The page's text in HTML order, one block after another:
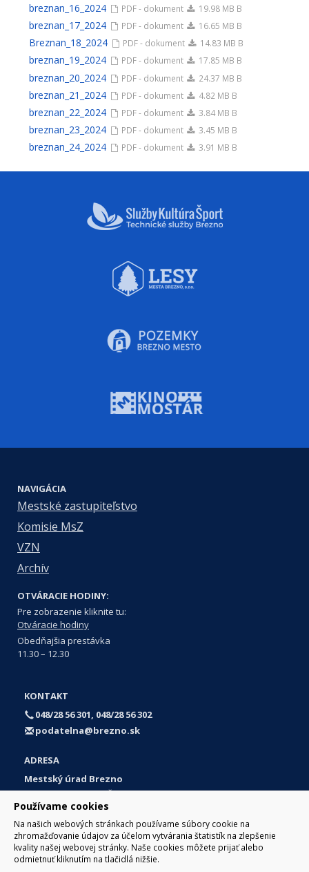
Používame cookies
Na našich webových stránkach používame súbory cookie na
zhromažďovanie údajov za účelom vytvárania štatistík na zlepšenie
kvality našej webovej stránky. Naše cookies môžete prijať alebo
odmietnuť kliknutím na tlačidlá nižšie.
breznan_16_2024 PDF - dokument 19.98 MB B
breznan_17_2024 PDF - dokument 16.65 MB B
Breznan_18_2024 PDF - dokument 14.83 MB B
breznan_19_2024 PDF - dokument 17.85 MB B
breznan_20_2024 PDF - dokument 24.37 MB B
breznan_21_2024 PDF - dokument 4.82 MB B
breznan_22_2024 PDF - dokument 3.84 MB B
breznan_23_2024 PDF - dokument 3.45 MB B
breznan_24_2024 PDF - dokument 3.91 MB B
NAVIGÁCIA
Mestské zastupiteľstvo
Komisie MsZ
VZN
Archív
OTVÁRACIE HODINY:
Pre zobrazenie kliknite tu:
Otváracie hodiny
Obedňajšia prestávka
11.30 – 12.30
KONTAKT
048/28 56 301, 048/28 56 302
podatelna@brezno.sk
ADRESA
Mestský úrad Brezno
Námestie gen. M. R. Štefánika 1
977 01 Brezno
Slovakia (Slovak Republic)